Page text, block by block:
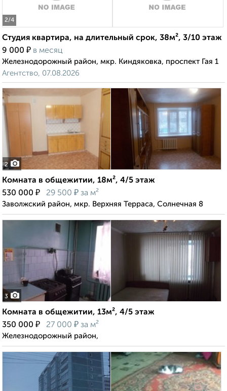
2/4
Студия квартира, на длительный срок, 38м², 3/10 этаж
9 000 ₽ в месяц
Железнодорожный район, мкр. Киндяковка, проспект Гая 1
Агентство, 07.08.2026
2
Комната в общежитии, 18м², 4/5 этаж
530 000 ₽ 29 500 ₽ за м²
Заволжский район, мкр. Верхняя Терраса, Солнечная 8
3
Комната в общежитии, 13м², 4/5 этаж
350 000 ₽ 27 000 ₽ за м²
Железнодорожный район,